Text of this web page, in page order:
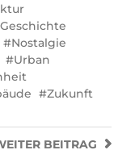
Geschichte
Nostalgie
Urban
Zukunft
BEITRAG